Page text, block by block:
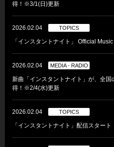
得！※3/1(日)更新
2026.02.04 TOPICS
「インスタントナイト」 Official
2026.02.04 MEDIA - RADIO
新曲「インスタントナイト」が、全
得！※2/4(水)更新
2026.02.04 TOPICS
「インスタントナイト」配信スタート